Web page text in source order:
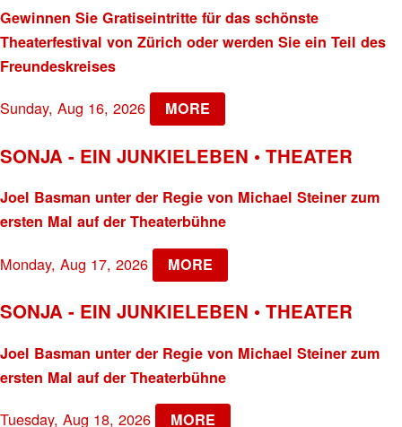
Gewinnen Sie Gratiseintritte für das schönste
Theaterfestival von Zürich oder werden Sie ein Teil des
Freundeskreises
Sunday, Aug 16, 2026 MORE
SONJA - EIN JUNKIELEBEN • THEATER
Joel Basman unter der Regie von Michael Steiner zum
ersten Mal auf der Theaterbühne
Monday, Aug 17, 2026 MORE
SONJA - EIN JUNKIELEBEN • THEATER
Joel Basman unter der Regie von Michael Steiner zum
ersten Mal auf der Theaterbühne
Tuesday, Aug 18, 2026 MORE